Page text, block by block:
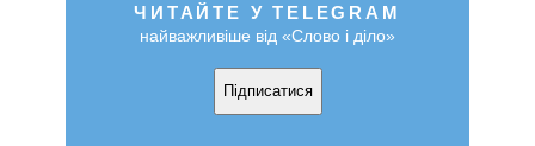
ЧИТАЙТЕ У TELEGRAM
найважливіше від «Слово і діло»
Підписатися